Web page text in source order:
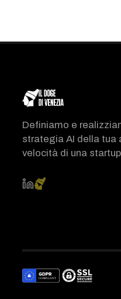
Definiamo e
strategia AI della tua
velocità di una